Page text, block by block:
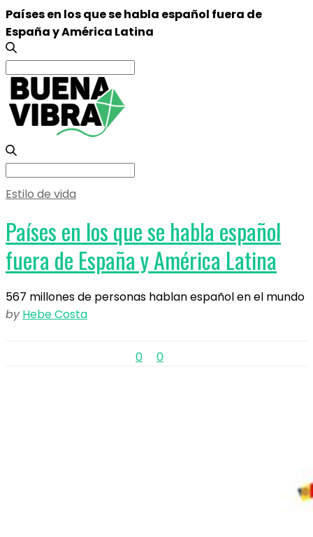
Países en los que se habla español fuera de
España y América Latina
Search
for:
Search
Estilo de vida
Países en los que se habla español
fuera de España y América Latina
567 millones de personas hablan español en el mundo
by Hebe Costa
0 0